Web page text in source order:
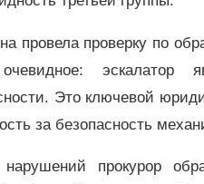
провела проверку по
эскалатор
Это ключевой
за безопасность
прокурор